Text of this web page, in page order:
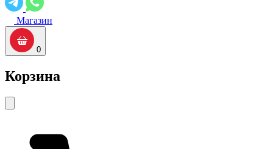
Магазин
0
Корзина